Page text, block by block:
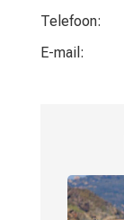
Telefoon:
E-mail: